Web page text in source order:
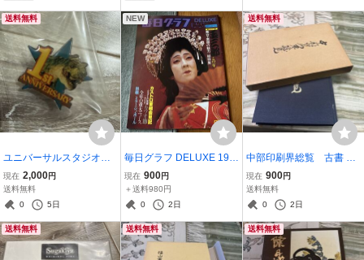
送料無料
ユニバーサルスタジオジ
ャパン USJ 1st ANNIVER
SARY ピンバッジ ジェ
ラシックパーク 3個セッ
現在 2,000円
送料無料
0
5日
NEW
毎日グラフ DELUXE 197
7年12月25日号 坂東玉三
郎 総特集
現在 900円
＋送料980円
0
2日
送料無料
中部印刷界総覧 古書 函
入り 紺色ハードカバー
現在 900円
送料無料
0
2日
送料無料 送料無料 送料無料